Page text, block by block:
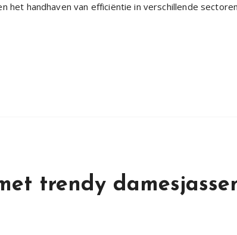
het handhaven van efficiëntie in verschillende
trendy